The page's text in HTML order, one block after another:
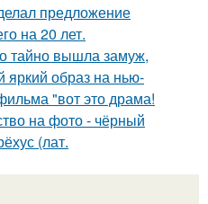
предложение
на 20 лет.
тайно вышла замуж,
яркий образ на нью-
"вот это драма!
на фото - чёрный
(лат.